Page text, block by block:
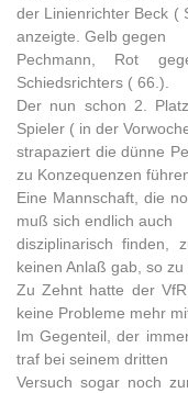
der Linienrichter Beck (
anzeigte. Gelb gegen
Pechmann, Rot
Schiedsrichters ( 66.).
Der nun schon 2.
Spieler ( in der
strapaziert die dünne
zu Konzequenzen
Eine Mannschaft, die
muß sich endlich auch
disziplinarisch
keinen Anlaß gab, so zu
Zu Zehnt hatte der
keine Probleme mehr
Im Gegenteil, der
traf bei seinem dritten
Versuch sogar noch